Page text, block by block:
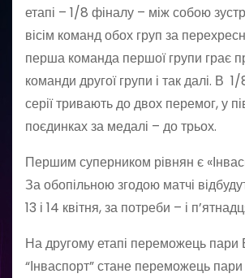
етапі – 1/8 фіналу – між собою
вісім команд обох груп за
перша команда першої групи грає
команди другої групи і так далі. В
серії тривають до двох перемог, у
поєдинках за медалі – до трьох.
Першим суперником рівнян є
За обопільною згодою матчі
13 і 14 квітня, за потреби – і
На другому етапі переможець пари
“Інваспорт” стане переможець